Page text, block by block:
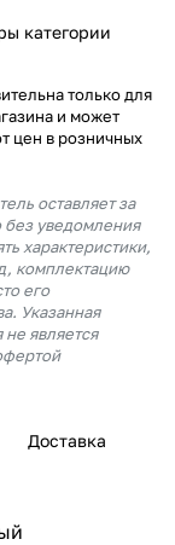
категории
только для
и может
цен в розничных
оставляет за
без уведомления
характеристики,
комплектацию
его
Указанная
является
Доставка
раз в 2